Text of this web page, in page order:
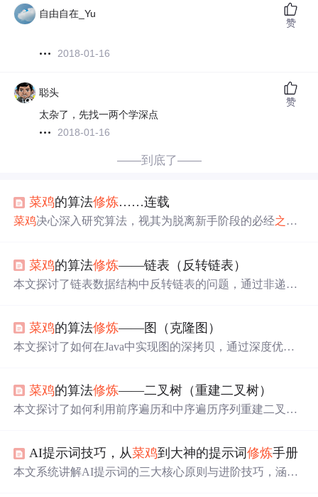
自由自在_Yu
2018-01-16
赞
聪头
太杂了，先找一两个学深点
2018-01-16
赞
——到底了——
菜鸡的算法修炼……连载
菜鸡决心深入研究算法，视其为脱离新手阶段的必经之路
长。菜鸡的算法修炼——链表（反转链表）
本文探讨了链表数据结构中反转链表的问题，通过非递归
菜鸡的算法修炼——图（克隆图）
本文探讨了如何在Java中实现图的深拷贝，通过深度优先
菜鸡的算法修炼——二叉树（重建二叉树）
本文探讨了如何利用前序遍历和中序遍历序列重建二叉树
AI提示词技巧，从菜鸡到大神的提示词修炼手册
本文系统讲解AI提示词的三大核心原则与进阶技巧，涵盖